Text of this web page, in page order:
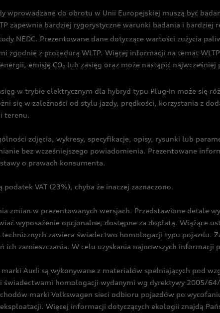
wprowadzane do obrotu w Unii Europejskiej muszą być
zapewnia bardziej rygorystyczne warunki badania i
NEDC. Prezentowane dane dotyczące wartości zużycia
zgodnie z procedurą WLTP. Więcej informacji na temat
emisję CO2 lub zasięg oraz może nastąpić najwcześniej
w trybie elektrycznym dla hybryd typu Plug-In może się
się w zależności od stylu jazdy, prędkości, korzystania z
terenu.
zdjęcia, wykresy, specyfikacje, opisy, rysunki lub
bez wcześniejszego powiadomienia. Prezentowane
o prawach konsumenta.
VAT (23%), chyba że inaczej zaznaczono.
zmian w prezentowanych wersjach. Przedstawione detale
wyposażenie opcjonalne, dostępne za dopłatą. Wiążące
zawiera świadectwo homologacji typu pojazdu.
ich zamieszczania. W celu uzyskania najnowszych
Audi są wykonywane z materiałów spełniających pod
świadectwami homologacji wydanymi wg dyrektywy 2005/
marki Volkswagen sieci odbioru pojazdów po
Więcej informacji dotyczących ekologii znajdą